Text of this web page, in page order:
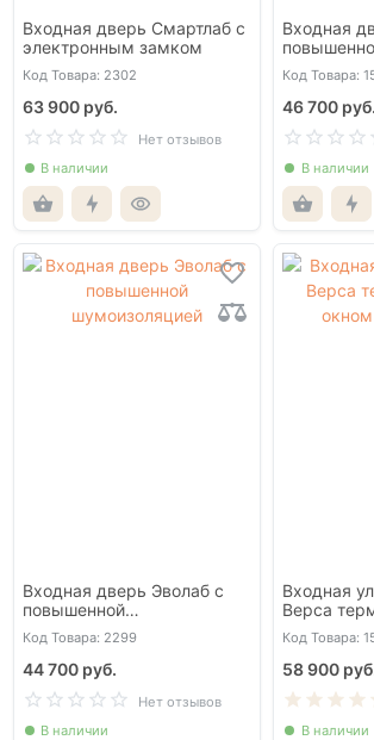
Входная дверь Смартлаб с
электронным замком
Код Товара: 2302
63 900 руб.
Нет отзывов
В наличии
Входная
Код Товара:
46 700 руб.
В наличии
Входная дверь Эволаб с
повышенной
шумоизоляцией
Код Товара: 2299
44 700 руб.
Нет отзывов
В наличии
Входная
Верса
окном и
Код Товара:
58 900
В наличии